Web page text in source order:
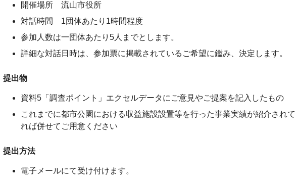
開催場所 流山市役所
対話時間 1団体あたり1時間程度
参加人数は一団体あたり5人までとします。
詳細な対話日時は、参加票に掲載されているご希望に鑑み、決定します。
提出物
資料5「調査ポイント」エクセルデータにご意見やご提案を記入したもの
これまでに都市公園における収益施設設置等を行った事業実績が紹介され
れば併せてご用意ください
提出方法
電子メールにて受け付けます。